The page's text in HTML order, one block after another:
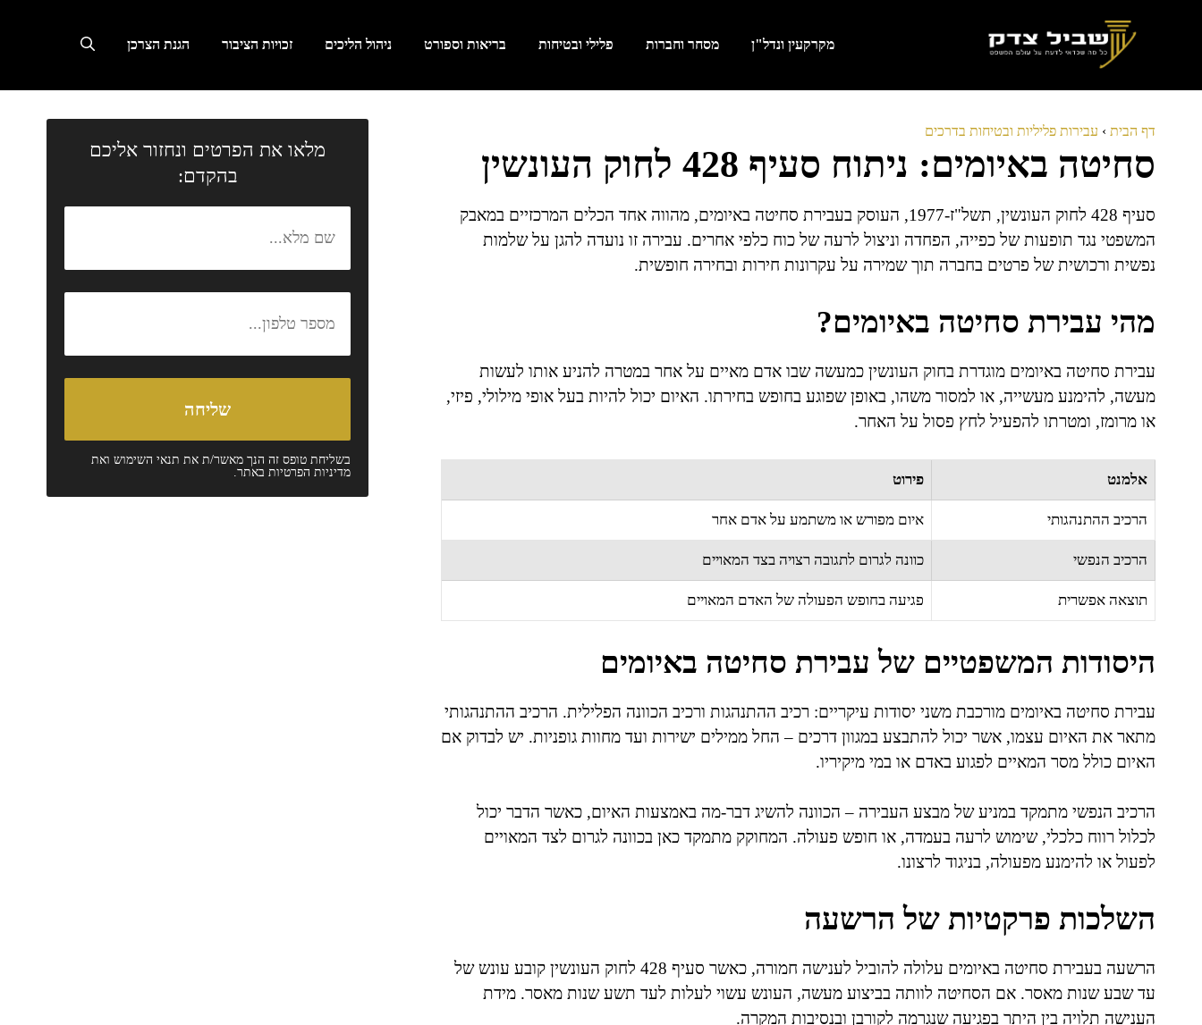
מקרקעין ונדל"ן מסחר וחברות פלילי ובטיחות בריאות וספורט ניהול הליכים זכויות הציבור הגנת הצרכן
דף הבית › עבירות פליליות ובטיחות בדרכים
סחיטה באיומים: ניתוח סעיף 428 לחוק העונשין
סעיף 428 לחוק העונשין, תשל"ז-1977, העוסק בעבירת סחיטה באיומים, מהווה אחד הכלים המרכזיים במאבק
המשפטי נגד תופעות של כפייה, הפחדה וניצול לרעה של כוח כלפי אחרים. עבירה זו נועדה להגן על שלמות
נפשית ורכושית של פרטים בחברה תוך שמירה על עקרונות חירות ובחירה חופשית.
מהי עבירת סחיטה באיומים?
עבירת סחיטה באיומים מוגדרת בחוק העונשין כמעשה שבו אדם מאיים על אחר במטרה להניע אותו לעשות
מעשה, להימנע מעשייה, או למסור משהו, באופן שפוגע בחופש בחירתו. האיום יכול להיות בעל אופי מילולי, פיזי,
או מרומז, ומטרתו להפעיל לחץ פסול על האחר.
אלמנט פירוט
הרכיב ההתנהגותי איום מפורש או משתמע על אדם אחר
הרכיב הנפשי כוונה לגרום לתגובה רצויה בצד המאויים
תוצאה אפשרית פגיעה בחופש הפעולה של האדם המאויים
היסודות המשפטיים של עבירת סחיטה באיומים
עבירת סחיטה באיומים מורכבת משני יסודות עיקריים: רכיב ההתנהגות ורכיב הכוונה הפלילית. הרכיב ההתנהגותי
מתאר את האיום עצמו, אשר יכול להתבצע במגוון דרכים – החל ממילים ישירות ועד מחוות גופניות. יש לבדוק אם
האיום כולל מסר המאיים לפגוע באדם או במי מיקיריו.
הרכיב הנפשי מתמקד במניע של מבצע העבירה – הכוונה להשיג דבר-מה באמצעות האיום, כאשר הדבר יכול
לכלול רווח כלכלי, שימוש לרעה בעמדה, או חופש פעולה. המחוקק מתמקד כאן בכוונה לגרום לצד המאויים
לפעול או להימנע מפעולה, בניגוד לרצונו.
השלכות פרקטיות של הרשעה
הרשעה בעבירת סחיטה באיומים עלולה להוביל לענישה חמורה, כאשר סעיף 428 לחוק העונשין קובע עונש של
עד שבע שנות מאסר. אם הסחיטה לוותה בביצוע מעשה, העונש עשוי לעלות לעד תשע שנות מאסר. מידת
הענישה תלויה בין היתר בפגיעה שנגרמה לקורבן ובנסיבות המקרה.
מלאו את הפרטים ונחזור אליכם
בהקדם:
בשליחת טופס זה הנך מאשר/ת את תנאי השימושואת
מדיניות הפרטיותבאתר.